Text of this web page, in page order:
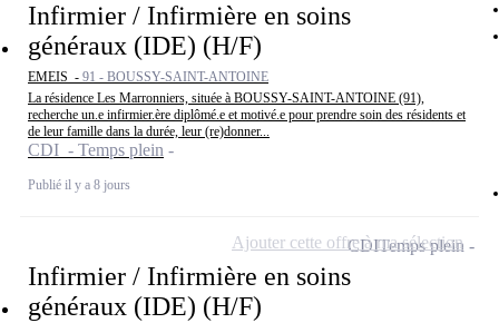
Infirmier / Infirmière en soins
généraux (IDE) (H/F)
EMEIS - 91 - BOUSSY-SAINT-ANTOINE
La résidence Les Marronniers, située à BOUSSY-SAINT-ANTOINE (91),
recherche un.e infirmier.ère diplômé.e et motivé.e pour prendre soin des résidents et
de leur famille dans la durée, leur (re)donner...
CDI - Temps plein
Publié il y a 8 jours
Infirmier / Infirmière en soins
généraux (IDE) (H/F)
CDITemps plein
Ajouter cette offre à ma sélection